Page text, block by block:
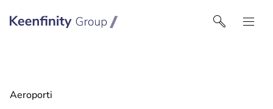
Keenfinity Group I Italy
Aeroporti